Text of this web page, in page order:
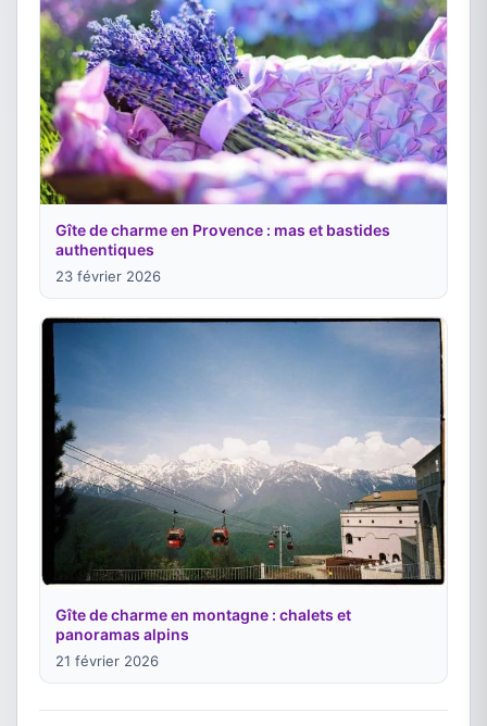
Gîte de charme en Provence : mas et bastides
authentiques
23 février 2026
Gîte de charme en montagne : chalets et
panoramas alpins
21 février 2026